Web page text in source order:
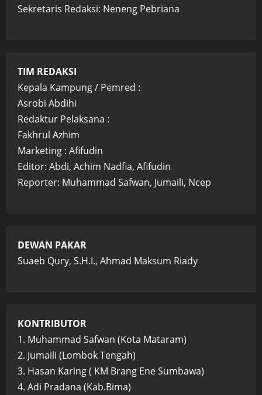
Sekretaris Redaksi: Neneng Pebriana
TIM REDAKSI
Kepala Kampung / Pemred :
Asrobi Abdihi
Redaktur Pelaksana :
Fakhrul Azhim
Marketing : Afifudin
Editor: Abdi, Achim Nadfia, Afifudin
Reporter: Muhammad Safwan, Jumaili, Ncep
DEWAN PAKAR
Suaeb Qury, S.H.I., Ahmad Maksum Riady
KONTRIBUTOR
1. Muhammad Safwan (Kota Mataram)
2. Jumaili (Lombok Tengah)
3. Hasan Karing ( KM Brang Ene Sumbawa)
4. Adi Pradana (Kab.Bima)